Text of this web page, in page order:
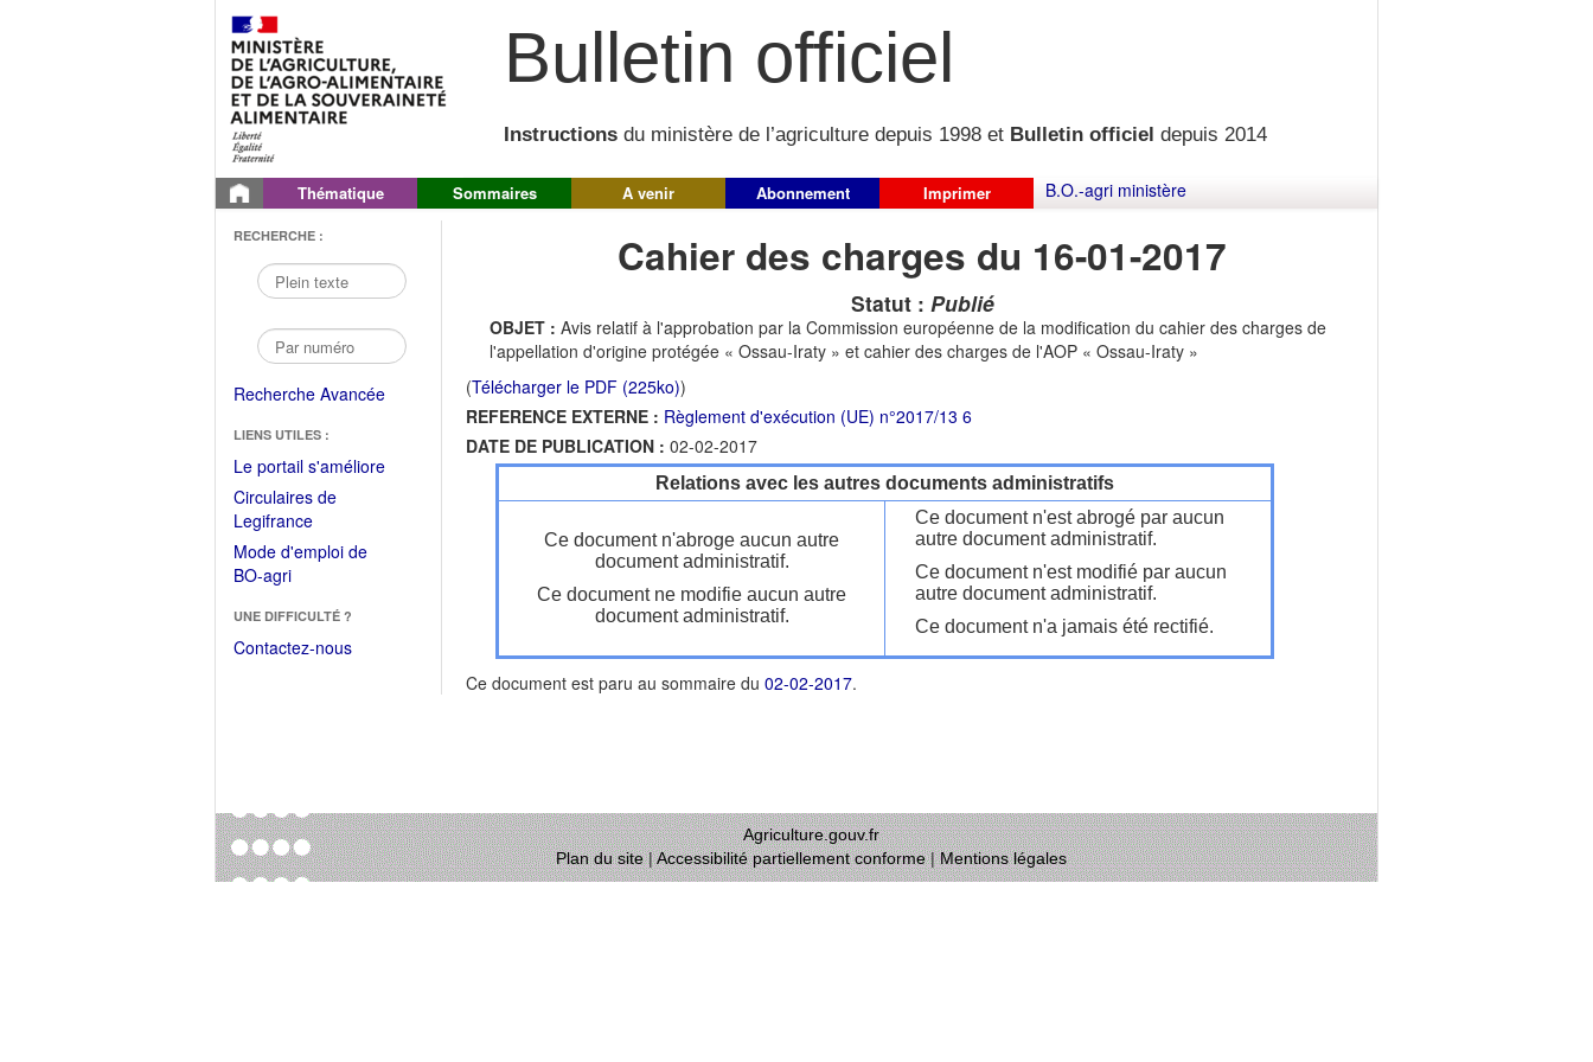
Bulletin officiel
Instructions du ministère de l’agriculture depuis 1998 et Bulletin officiel depuis 2014
Thématique Sommaires A venir Abonnement Imprimer B.O.-agri ministère
RECHERCHE :
Recherche Avancée
LIENS UTILES :
Le portail s'améliore(Fichier
Circulaires de
Legifrance(Ouvrir
dans
une
fenêtre)
Mode d'emploi de
BO-agri(Ouvrir
une
nouvelle
UNE DIFFICULTÉ ?
Contactez-nous
Cahier des charges du 16-01-2017
Statut : Publié
OBJET : Avis relatif à l'approbation par la Commission européenne de la modification du cahier des charges de
l'appellation d'origine protégée « Ossau-Iraty » et cahier des charges de l'AOP « Ossau-Iraty »
(Télécharger le PDF (225ko))
REFERENCE EXTERNE : Règlement d'exécution (UE) n°2017/13 6
DATE DE PUBLICATION : 02-02-2017
Relations avec les autres documents administratifs
Ce document n'abroge aucun autre
document administratif.
Ce document ne modifie aucun autre
document administratif.
Ce document n'est abrogé par aucun
autre document administratif.
Ce document n'est modifié par aucun
autre document administratif.
Ce document n'a jamais été rectifié.
Ce document est paru au sommaire du 02-02-2017.
Agriculture.gouv.fr
Plan du site|Accessibilité partiellement conforme|Mentions légales